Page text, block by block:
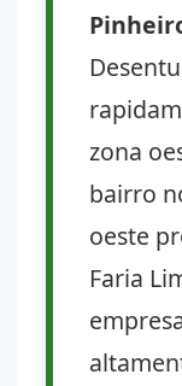
zona
bairro
oeste
Faria